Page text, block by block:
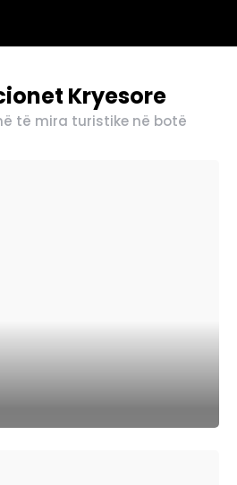
Kryesore
të mira turistike në botë